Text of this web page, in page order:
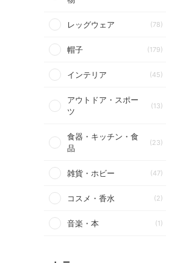
レッグウェア (78)
帽子 (179)
インテリア (45)
アウトドア・スポー
ツ
(13)
食器・キッチン・食
品
(23)
雑貨・ホビー (47)
コスメ・香水 (2)
音楽・本 (1)